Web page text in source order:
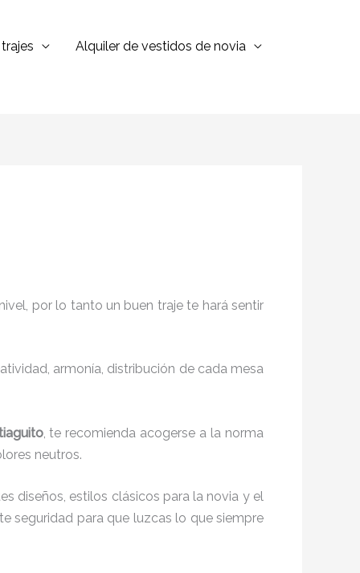
Alquiler de vestidos de novia
por lo tanto un buen traje te hará sentir
armonía, distribución de cada mesa
, te recomienda acogerse a la norma
neutros.
diseños, estilos clásicos para la novia y el
seguridad para que luzcas lo que siempre